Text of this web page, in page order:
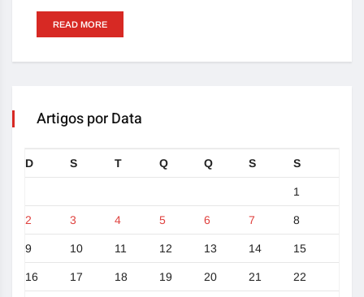
READ MORE
Artigos por Data
D S T Q Q S S
1
2 3 4 5 6 7 8
9 10 11 12 13 14 15
16 17 18 19 20 21 22